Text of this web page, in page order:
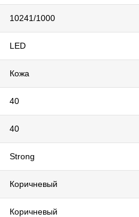
10241/1000
LED
Кожа
40
40
Strong
Коричневый
Коричневый